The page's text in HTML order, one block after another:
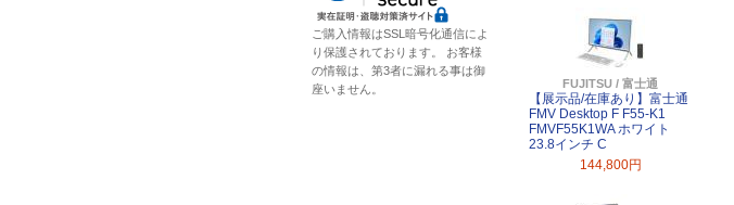
FUJITSU / 富士通
【展示品/在庫あり】富士通
FMV Desktop F F55-K1
FMVF55K1WA ホワイト
23.8インチ C
144,800円
ご購入情報はSSL暗号化通信によ
り保護されております。 お客様
の情報は、第3者に漏れる事は御
座いません。